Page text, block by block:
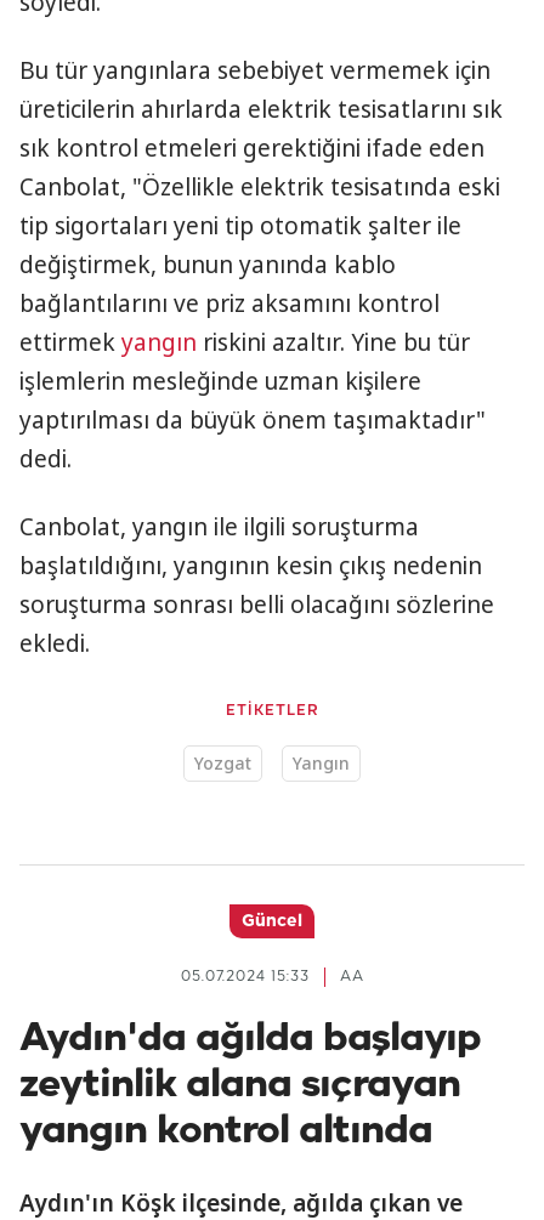
Bu tür yangınlara sebebiyet vermemek için
üreticilerin ahırlarda elektrik tesisatlarını sık
sık kontrol etmeleri gerektiğini ifade eden
Canbolat, "Özellikle elektrik tesisatında eski
tip sigortaları yeni tip otomatik şalter ile
değiştirmek, bunun yanında kablo
bağlantılarını ve priz aksamını kontrol
ettirmekyangın riskini azaltır. Yine bu tür
işlemlerin mesleğinde uzman kişilere
yaptırılması da büyük önem taşımaktadır"
dedi.
Canbolat, yangın ile ilgili soruşturma
başlatıldığını, yangının kesin çıkış nedenin
soruşturma sonrası belli olacağını sözlerine
ekledi.
ETİKETLER
Yozgat Yangın
Güncel
AA
05.07.2024 15:33
Aydın'da ağılda başlayıp
zeytinlik alana sıçrayan
yangın kontrol altında
Aydın'ın Köşk ilçesinde, ağılda çıkan ve